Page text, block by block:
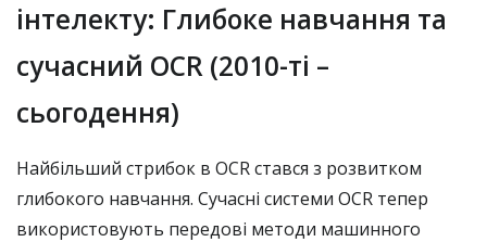
інтелекту: Глибоке навчання та
сучасний OCR (2010-ті –
сьогодення)
Найбільший стрибок в OCR стався з розвитком
глибокого навчання. Сучасні системи OCR тепер
використовують передові методи машинного